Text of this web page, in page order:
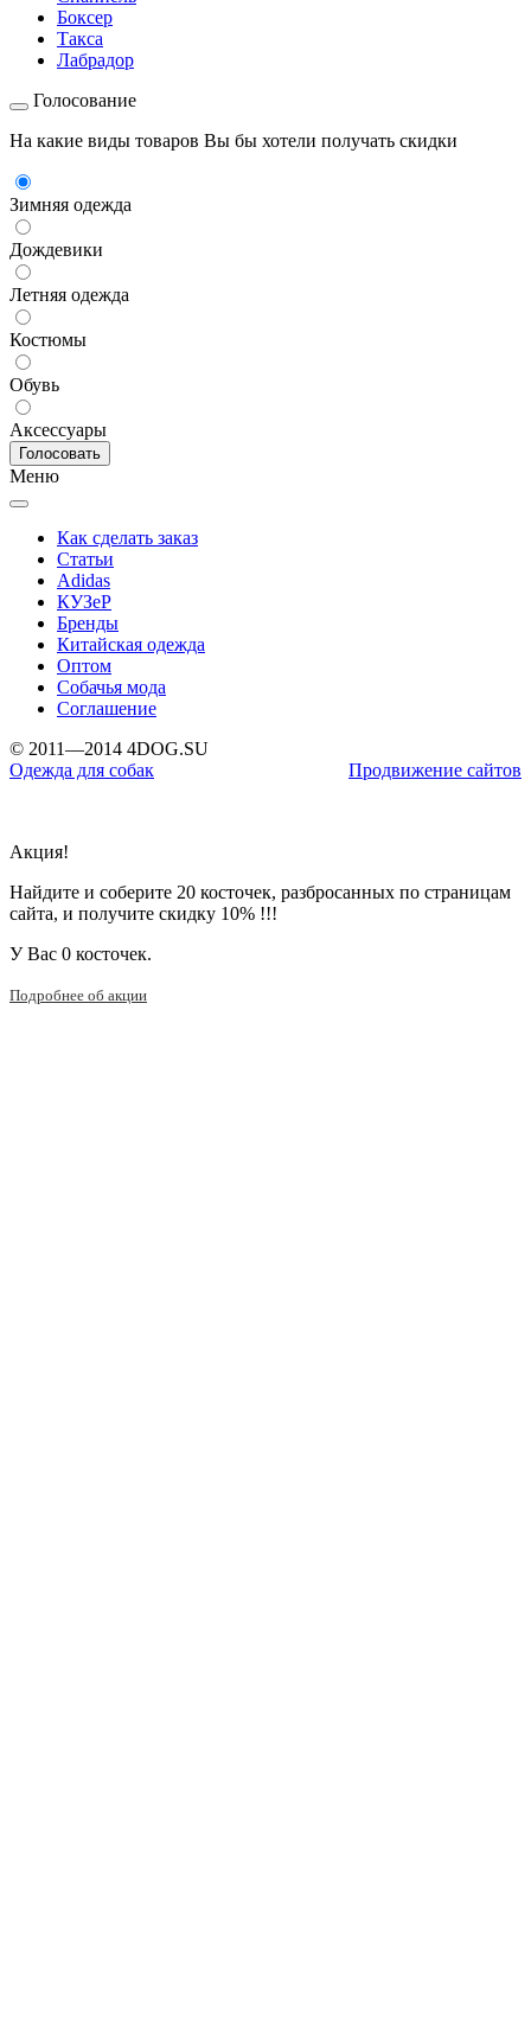
Боксер
Такса
Лабрадор
Голосование
На какие виды товаров Вы бы хотели получать скидки
Зимняя одежда
Дождевики
Летняя одежда
Костюмы
Обувь
Аксессуары
Меню
Как сделать заказ
Статьи
Adidas
КУЗеР
Бренды
Китайская одежда
Оптом
Собачья мода
Соглашение
© 2011—2014 4DOG.SU
Одежда для собак
Продвижение сайтов
Акция!
Найдите и соберите 20 косточек, разбросанных по страницам
сайта, и получите скидку 10% !!!
У Вас 0 косточек.
Подробнее об акции